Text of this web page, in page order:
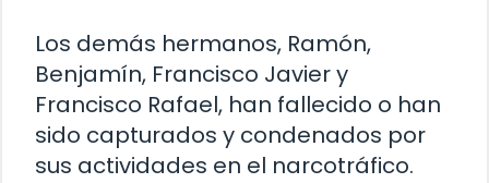
Los demás hermanos, Ramón,
Benjamín, Francisco Javier y
Francisco Rafael, han fallecido o han
sido capturados y condenados por
sus actividades en el narcotráfico.